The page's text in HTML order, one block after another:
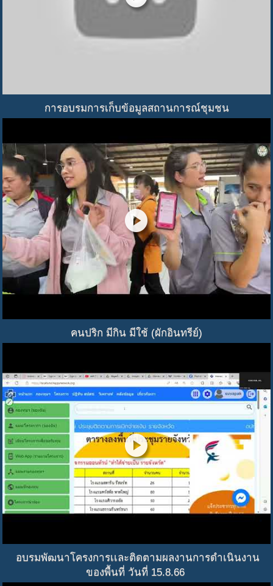
การอบรมการเก็บข้อมูลสถานการณ์ชุมชน
play_circle
คนปริก มีกิน มีใช้ (ผักอินทรีย์)
play_circle
อบรมพัฒนาโครงการเเละติดตามผลงานการดำเนินงาน
ของพื้นที่ วันที่ 15.8.66